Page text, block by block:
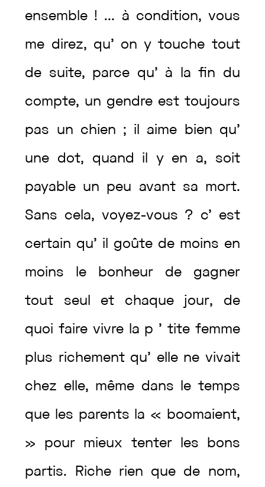
ensemble ! ... à condition, vous
me direz, qu’ onytouche tout
de suite, parce qu’ à lafin du
compte, un gendre est toujours
pas un chien ; il aime bien qu’
une dot, quand il y en a, soit
payable un peu avant sa mort.
Sans cela, voyez-vous ? c’ est
certain qu’ il goûte de moins en
moins le bonheur de gagner
tout seul et chaque jour, de
quoifaire vivre la p ’ tite femme
plus richement qu’ elle ne vivait
chez elle, même dans le temps
que les parents la « boomaient,
» pour mieux tenter les bons
partis. Riche rien que de nom,